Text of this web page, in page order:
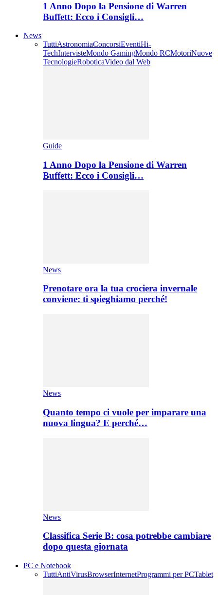
1 Anno Dopo la Pensione di Warren
Buffett: Ecco i Consigli…
News
TuttiAstronomiaConcorsiEventiHi-
TechIntervisteMondo GamingMondo RCMotoriNuove
TecnologieRoboticaVideo dal Web
Guide
1 Anno Dopo la Pensione di Warren
Buffett: Ecco i Consigli…
News
Prenotare ora la tua crociera invernale
conviene: ti spieghiamo perché!
News
Quanto tempo ci vuole per imparare una
nuova lingua? E perché…
News
Classifica Serie B: cosa potrebbe cambiare
dopo questa giornata
PC e Notebook
TuttiAntiVirusBrowserInternetProgrammi per PCTablet